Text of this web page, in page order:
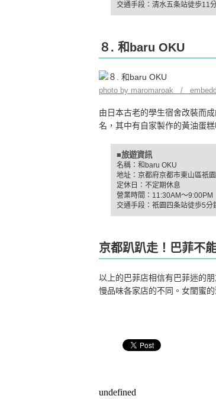
交通手段：清水五条站徒歩11
８. 和baru OKU
photo by maromaroak /
由日本古老的學生宿舍改裝而
名，其中有自家製作的黃油蛋
■旅遊資訊
名稱：和baru OKU
地址：京都府京都市東山區祇
定休日：不定期休息
營業時間：11:30AM～9:00PM
交通手段：祇園四条站徒歩5分
京都趴趴走！巴菲不
以上的巴菲店相信有巴菲迷的
慢品味各家店的不同。女閨蜜